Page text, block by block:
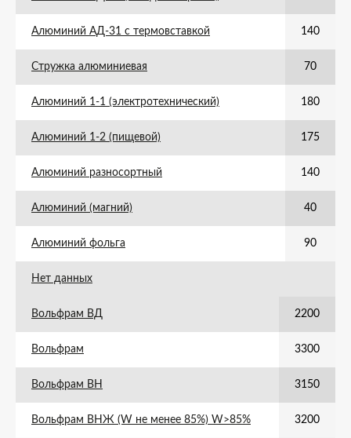
Алюминий АД-31 с термовставкой 140
Стружка алюминиевая 70
Алюминий 1-1 (электротехнический) 180
Алюминий 1-2 (пищевой) 175
Алюминий разносортный 140
Алюминий (магний) 40
Алюминий фольга 90
Нет данных
Вольфрам ВД 2200
Вольфрам 3300
Вольфрам ВН 3150
Вольфрам ВНЖ (W не менее 85%) W>85% 3200